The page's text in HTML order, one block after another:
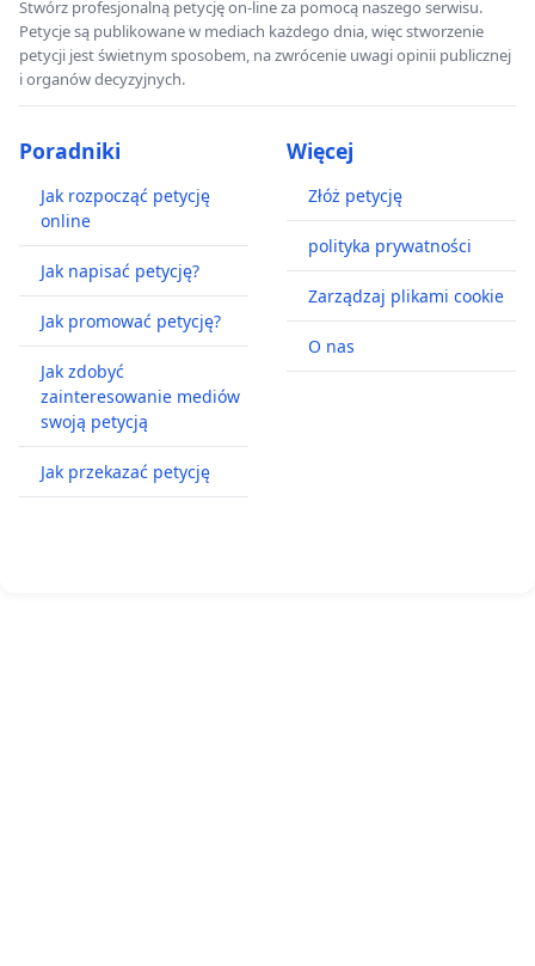
Stwórz profesjonalną petycję on-line za pomocą naszego serwisu.
Petycje są publikowane w mediach każdego dnia, więc stworzenie
petycji jest świetnym sposobem, na zwrócenie uwagi opinii publicznej
i organów decyzyjnych.
Poradniki
Jak rozpocząć petycję
online
Jak napisać petycję?
Jak promować petycję?
Jak zdobyć
zainteresowanie mediów
swoją petycją
Jak przekazać petycję
Więcej
Złóż petycję
polityka prywatności
Zarządzaj plikami cookie
O nas